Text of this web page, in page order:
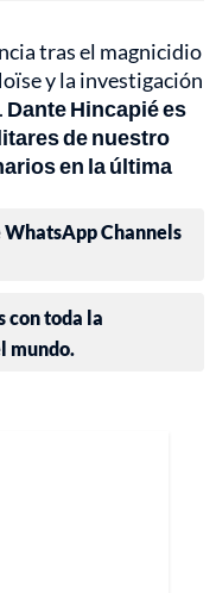
tras el magnicidio
y la investigación
Dante Hincapié es
de nuestro
en la última
WhatsApp Channels
con toda la
mundo.